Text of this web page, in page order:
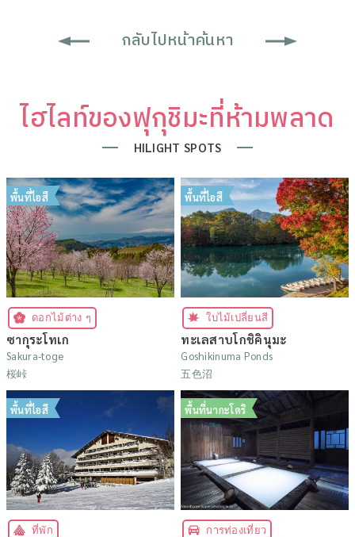
กลับไปหน้าค้นหา
ไฮไลท์ของฟุกุชิมะที่ห้ามพลาด
HILIGHT SPOTS
พื้นที่ไอสึ
ดอกไม้ต่าง ๆ
ซากุระโทเก
Sakura-toge
桜峠
พื้นที่ไอสึ
ใบไม้เปลี่ยนสี
ทะเลสาบโกชิคินุมะ
Goshikinuma Ponds
五色沼
พื้นที่ไอสึ
ที่พัก
พื้นที่นากะโดริ
การท่องเที่ยว